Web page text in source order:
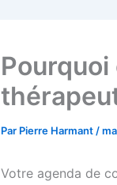
Par Pierre Harmant /
Votre agenda de